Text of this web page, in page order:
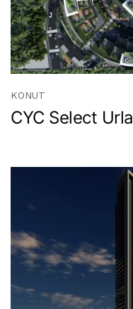
KONUT
CYC Select Urla